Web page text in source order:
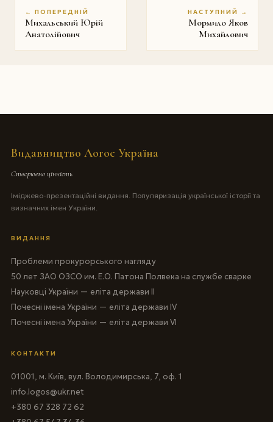
← ПОПЕРЕДНІЙ
Михальський Юрій
Анатолійович
НАСТУПНИЙ →
Мормило Яков
Михайлович
Видавництво Логос Україна
Створюємо цінність
Іміджево-презентаційні видання. Популяризація української історії та
визначних імен України.
ВИДАННЯ
Проблеми прокурорського нагляду
50 лет ЗАО ОЗСО им. Е.О. Патона Полвека на службе сварке
Науковці України — еліта держави II
Почесні імена України — еліта держави IV
Почесні імена України — еліта держави VI
КОНТАКТИ
01001, м. Київ, вул. Володимирська, 7, оф. 1
info.logos@ukr.net
+380 67 328 72 62